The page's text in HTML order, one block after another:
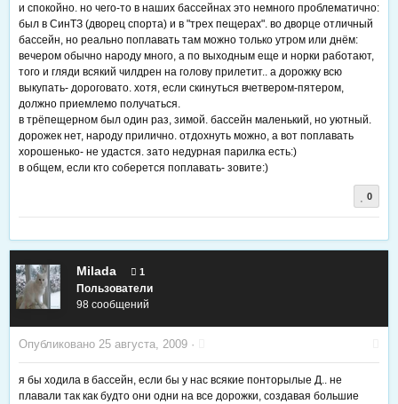
и спокойно. но чего-то в наших бассейнах это немного проблематично:
был в СинТЗ (дворец спорта) и в "трех пещерах". во дворце отличный
бассейн, но реально поплавать там можно только утром или днём:
вечером обычно народу много, а по выходным еще и норки работают,
того и гляди всякий чилдрен на голову прилетит.. а дорожку всю
выкупать- дороговато. хотя, если скинуться вчетвером-пятером,
должно приемлемо получаться.
в трёпещерном был один раз, зимой. бассейн маленький, но уютный.
дорожек нет, народу прилично. отдохнуть можно, а вот поплавать
хорошенько- не удастся. зато недурная парилка есть:)
в общем, если кто соберется поплавать- зовите:)
0
Milada 1
Пользователи
98 сообщений
Опубликовано 25 августа, 2009 ·
я бы ходила в бассейн, если бы у нас всякие понторылые Д.. не
плавали так как будто они одни на все дорожки, создавая большие